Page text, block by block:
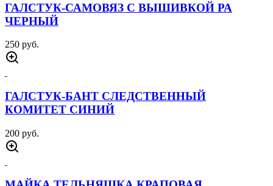
ГАЛСТУК-САМОВЯЗ С ВЫШИВКОЙ РА
ЧЕРНЫЙ
250 руб.
ГАЛСТУК-БАНТ СЛЕДСТВЕННЫЙ
КОМИТЕТ СИНИЙ
200 руб.